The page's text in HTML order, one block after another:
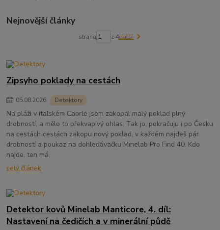
Nejnovější články
strana z 4další
Zipsyho poklady na cestách
05.08.2026 Detektory
Na pláži v italském Caorle jsem zakopal malý poklad plný
drobností, a mělo to překvapivý ohlas. Tak jo, pokračuju i po Česku
na cestách cestách zakopu nový poklad, v každém najdeš pár
drobností a poukaz na dohledávačku Minelab Pro Find 40. Kdo
najde, ten má.
celý článek
Detektor kovů Minelab Manticore, 4. díl:
Nastavení na čedičích a v minerální půdě